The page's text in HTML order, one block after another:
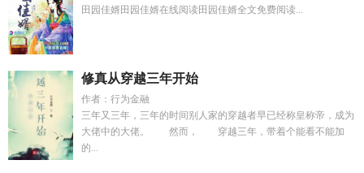
田园佳婿田园佳婿在线阅读田园佳婿全文免费阅读...
修真从穿越三年开始
作者：行为金融
三年又三年，三年的时间别人家的穿越者早已经称皇称帝，成为
大佬中的大佬。 然而， 穿越三年，带着个能看不能加
的...